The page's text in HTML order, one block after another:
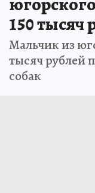
150 тысяч
Мальчик из
тысяч рублей
собак